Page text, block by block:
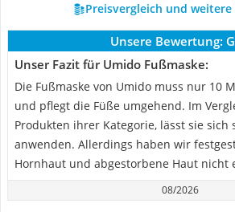
Preisvergleich und weitere
Unsere Bewertung:
Unser Fazit für Umido Fußmaske:
Die Fußmaske von Umido muss nur 10
und pflegt die Füße umgehend. Im
Produkten ihrer Kategorie, lässt sie sich
anwenden. Allerdings haben wir
Hornhaut und abgestorbene Haut nicht
08/2026